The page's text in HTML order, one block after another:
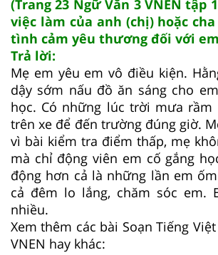
(Trang 23 Ngữ Văn 3 VNEN tập
việc làm của anh (chị) hoặc
tình cảm yêu thương đối với
Trả lời:
Mẹ em yêu em vô điều kiện.
dậy sớm nấu đồ ăn sáng cho
học. Có những lúc trời mưa rầm
trên xe để đến trường đúng giờ.
vì bài kiểm tra điểm thấp, mẹ
mà chỉ động viên em cố gắng
động hơn cả là những lần em
cả đêm lo lắng, chăm sóc em.
nhiều.
Xem thêm các bài Soạn Tiếng
VNEN hay khác: